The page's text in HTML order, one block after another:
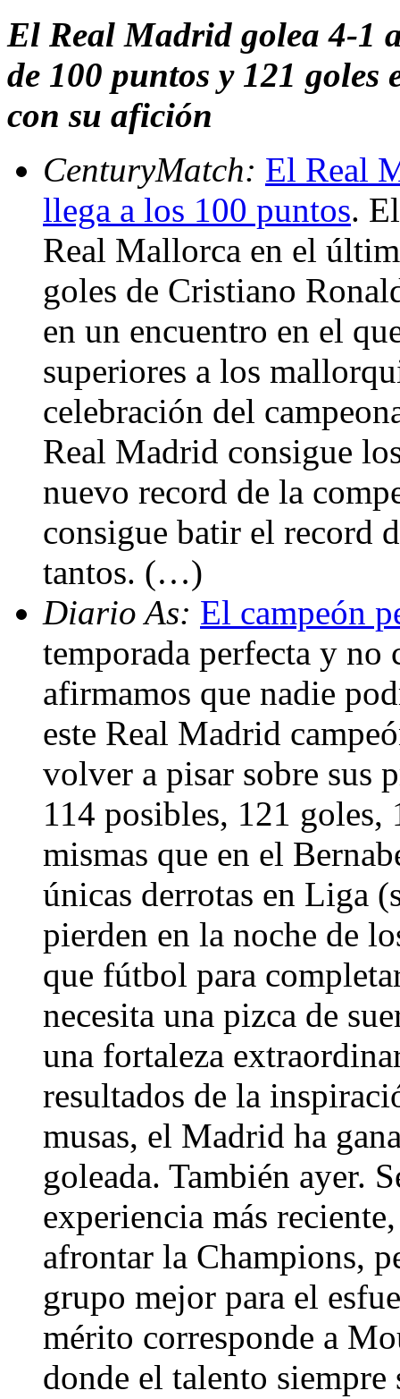
El Real Madrid golea 4-1
de 100 puntos y 121 goles
con su afición
CenturyMatch: El Real
llega a los 100 puntos.
Real Mallorca en el
goles de Cristiano
en un encuentro en el
superiores a los
celebración del
Real Madrid consigue
nuevo record de la
consigue batir el record
tantos. (…)
Diario As: El campeón
temporada perfecta y no
afirmamos que nadie
este Real Madrid
volver a pisar sobre sus
114 posibles, 121 goles,
mismas que en el
únicas derrotas en Liga
pierden en la noche de
que fútbol para
necesita una pizca de
una fortaleza
resultados de la
musas, el Madrid ha
goleada. También ayer.
experiencia más
afrontar la Champions,
grupo mejor para el
mérito corresponde a
donde el talento siempre